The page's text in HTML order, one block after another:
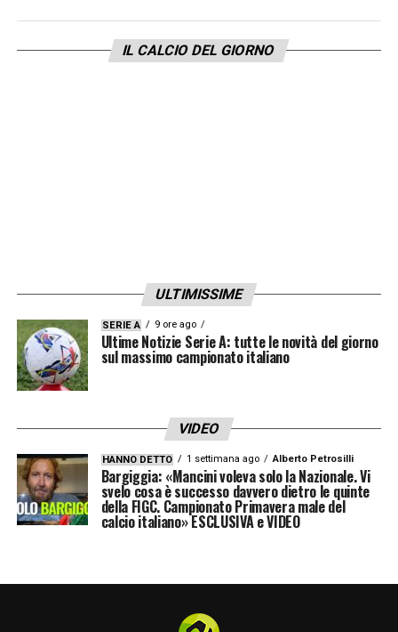
IL CALCIO DEL GIORNO
ULTIMISSIME
SERIE A 9 ore ago
Ultime Notizie Serie A: tutte le novità del giorno
sul massimo campionato italiano
VIDEO
HANNO DETTO 1 settimana ago Alberto Petrosilli
Bargiggia: «Mancini voleva solo la Nazionale. Vi
svelo cosa è successo davvero dietro le quinte
della FIGC. Campionato Primavera male del
calcio italiano» ESCLUSIVA e VIDEO